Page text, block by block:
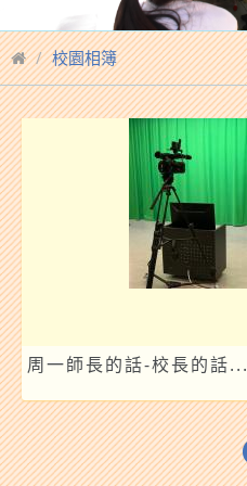
校園相簿
周一師長的話-校長的話...